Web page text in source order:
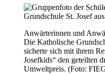
Anwärterinnen und
Die Katholische
sicherte sich mit ihrem
Josefkids“ den geteilten
Umweltpreis. (Foto: